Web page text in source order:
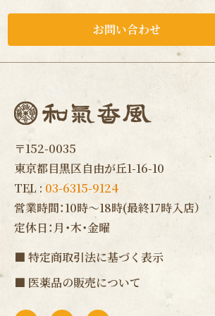
お問い合わせ
〒152-0035
東京都目黒区自由が丘1-16-10
TEL : 03-6315-9124
営業時間：10時〜18時(最終17時入店）
定休日：月・木・金曜
■ 特定商取引法に基づく表示
■ 医薬品の販売について
F I L